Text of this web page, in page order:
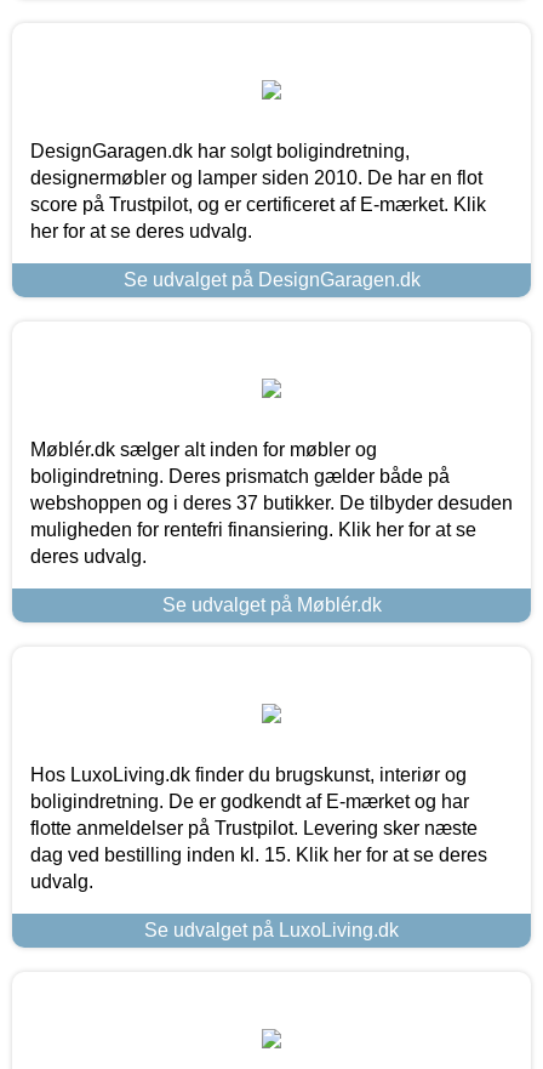
DesignGaragen.dk har solgt boligindretning,
designermøbler og lamper siden 2010. De har en flot
score på Trustpilot, og er certificeret af E-mærket. Klik
her for at se deres udvalg.
Se udvalget på DesignGaragen.dk
Møblér.dk sælger alt inden for møbler og
boligindretning. Deres prismatch gælder både på
webshoppen og i deres 37 butikker. De tilbyder desuden
muligheden for rentefri finansiering. Klik her for at se
deres udvalg.
Se udvalget på Møblér.dk
Hos LuxoLiving.dk finder du brugskunst, interiør og
boligindretning. De er godkendt af E-mærket og har
flotte anmeldelser på Trustpilot. Levering sker næste
dag ved bestilling inden kl. 15. Klik her for at se deres
udvalg.
Se udvalget på LuxoLiving.dk